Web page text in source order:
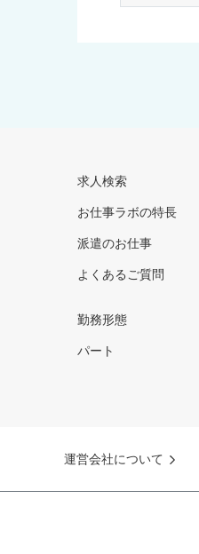
求人検索
お仕事ラボの特長
派遣のお仕事
よくあるご質問
勤務形態
パート
運営会社について